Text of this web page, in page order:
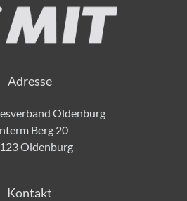
Adresse
Oldenburg
Berg 20
Oldenburg
Kontakt